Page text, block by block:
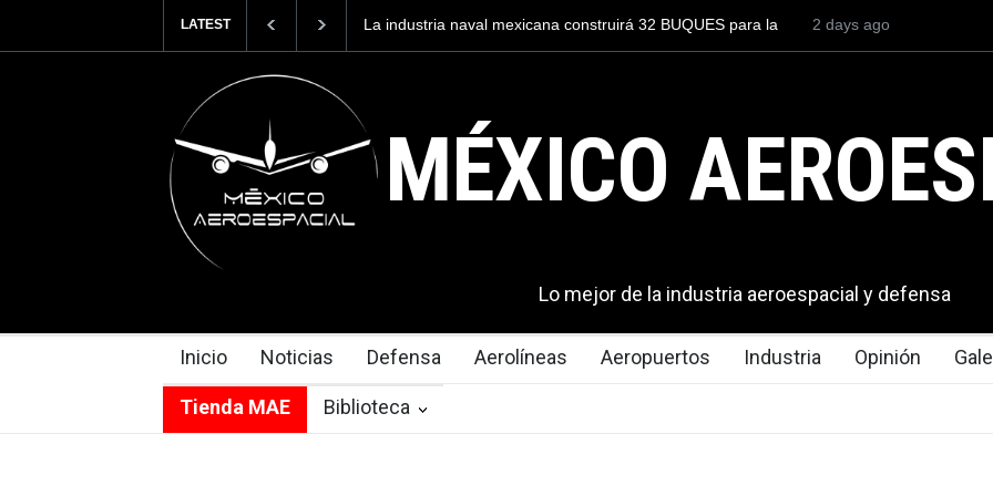
LATEST
La industria naval mexicana construirá 32 BUQUES para la
Entrenar a un piloto
cuesta 2.9 millones de
2 days ago
MÉXICO
Lo mejor de la industria aeroespacial y defensa
Inicio Noticias Defensa Aerolíneas Aeropuertos Industria Opinión
Tienda MAE Biblioteca